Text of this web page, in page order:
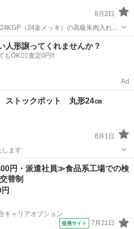
8月2日
（24金メッキ）の高級朱肉入れで
ざいます 長年に渡り使用する事無く、
有りませ
その他
人形譲ってくれませんか？
もOK🙆‍♀️査定0円‼️
Ad
ストックポット 丸形24㎝
8月1日
たします
調理器具 ホーロー
円・派遣社員≫食品系工場での検
替制
キャリアオプション
提携サイト 7月21日